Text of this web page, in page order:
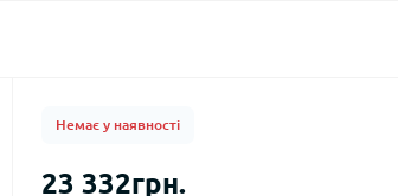
Немає у наявності
23 332грн.